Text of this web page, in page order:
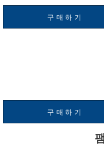
구매하기
구매하기